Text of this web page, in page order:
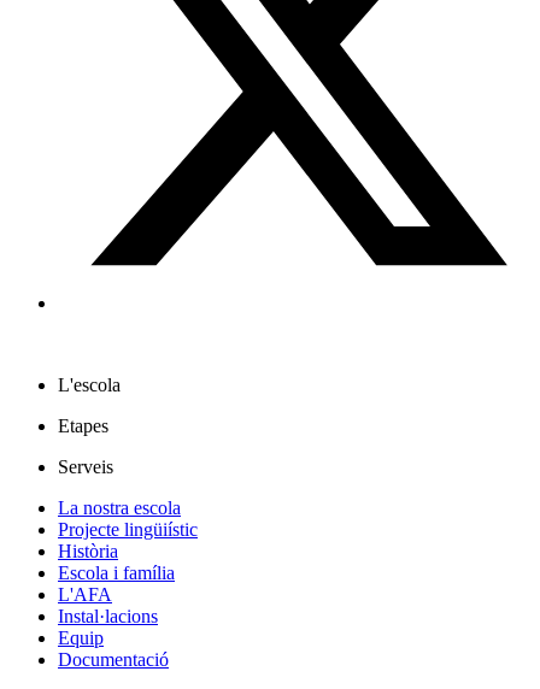
L'escola
Etapes
Serveis
La nostra escola
Projecte lingüiístic
Història
Escola i família
L'AFA
Instal·lacions
Equip
Documentació